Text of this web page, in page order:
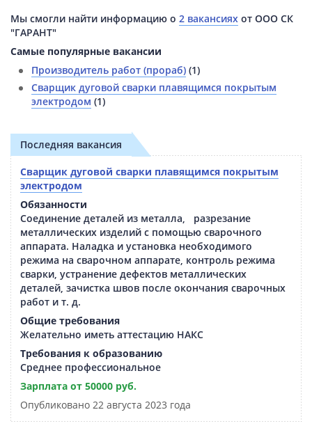
Мы смогли найти информацию о 2 вакансиях от ООО СК
"ГАРАНТ"
Самые популярные вакансии
Производитель работ (прораб) (1)
Сварщик дуговой сварки плавящимся покрытым
электродом (1)
Последняя вакансия
Сварщик дуговой сварки плавящимся покрытым
электродом
Обязанности
Соединение деталей из металла, разрезание
металлических изделий с помощью сварочного
аппарата. Наладка и установка необходимого
режима на сварочном аппарате, контроль режима
сварки, устранение дефектов металлических
деталей, зачистка швов после окончания сварочных
работ и т. д.
Общие требования
Желательно иметь аттестацию НАКС
Требования к образованию
Среднее профессиональное
Зарплата от 50000 руб.
Опубликовано 22 августа 2023 года